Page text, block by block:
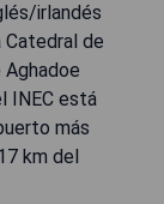
irlandés
de
INEC está
más
km del